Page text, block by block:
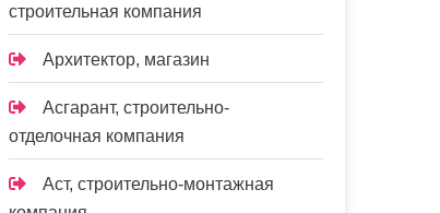
строительная компания
Архитектор, магазин
Асгарант, строительно-
отделочная компания
Аст, строительно-монтажная